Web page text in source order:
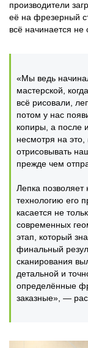
производители
её на фрезерный
всё начинается не
«Мы ведь
мастерской,
всё рисовали,
потом у нас
копиры, а после
несмотря на
отрисовывать
прежде чем
Лепка позволяет
технологию его
касается не
современных
этап, который
финальный
сканирования
детальной и
определённые
заказные», —